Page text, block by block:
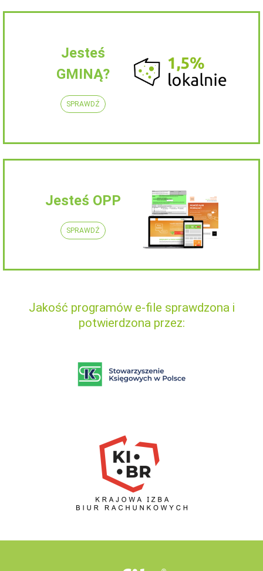
Jesteś
GMINĄ?
SPRAWDŹ
Jesteś OPP
SPRAWDŹ
Jakość programów e-file sprawdzona i
potwierdzona przez: